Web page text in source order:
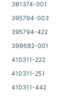
381374-001
395794-003
395794-422
398682-001
410311-222
410311-251
410311-442